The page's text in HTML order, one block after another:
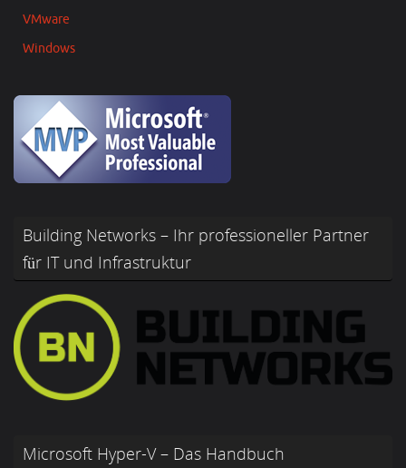
VMware
Windows
Building Networks – Ihr professioneller Partner
für IT und Infrastruktur
Microsoft Hyper-V – Das Handbuch